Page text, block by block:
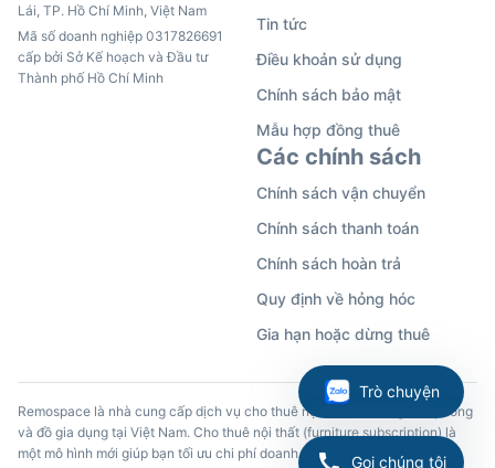
Trò chuyện
Gọi chúng tôi
Lái, TP. Hồ Chí Minh, Việt Nam
Mã số doanh nghiệp 0317826691
cấp bởi Sở Kế hoạch và Đầu tư
Thành phố Hồ Chí Minh
Tin tức
Điều khoản sử dụng
Chính sách bảo mật
Mẫu hợp đồng thuê
Các chính sách
Chính sách vận chuyển
Chính sách thanh toán
Chính sách hoàn trả
Quy định về hỏng hóc
Gia hạn hoặc dừng thuê
Remospace là nhà cung cấp dịch vụ cho thuê nội thất, đồ dùng văn phòng
và đồ gia dụng tại Việt Nam. Cho thuê nội thất (furniture subscription) là
một mô hình mới giúp bạn tối ưu chi phí doanh nghiệp và trải nghiệm các